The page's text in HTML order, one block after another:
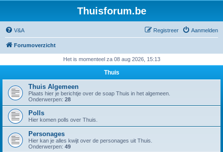
Thuisforum.be
V&A Aanmelden
Registreer
Forumoverzicht
Het is momenteel za 08 aug 2026, 15:13
Thuis
Thuis Algemeen
Plaats hier je berichtje over de soap Thuis in het algemeen.
Onderwerpen: 28
Polls
Hier komen polls over Thuis.
Personages
Hier kan je alles kwijt over de personages uit Thuis.
Onderwerpen: 49